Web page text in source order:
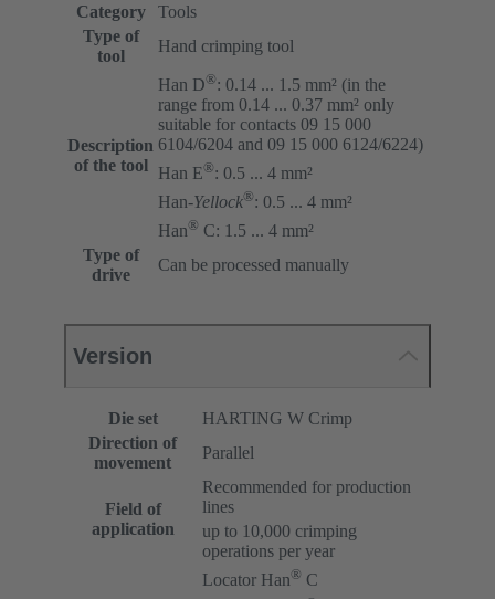
Category
Tools
Type of
tool
Hand crimping tool
Description
of the tool
Han D®: 0.14 ... 1.5 mm² (in the
range from 0.14 ... 0.37 mm² only
suitable for contacts 09 15 000
6104/6204 and 09 15 000 6124/6224)
Han E®: 0.5 ... 4 mm²
Han-Yellock®: 0.5 ... 4 mm²
Han® C: 1.5 ... 4 mm²
Type of
drive
Can be processed manually
Version
Die set
HARTING W Crimp
Direction of
movement
Parallel
Field of
application
Recommended for production
lines
up to 10,000 crimping
operations per year
Locator Han® C